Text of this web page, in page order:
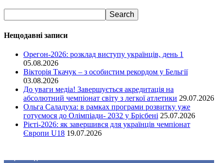
Нещодавні записи
Орегон-2026: розклад виступу українців, день 1
05.08.2026
Вікторія Ткачук – з особистим рекордом у Бельгії
03.08.2026
До уваги медіа! Завершується акредитація на
абсолютний чемпіонат світу з легкої атлетики 29.07.2026
Ольга Саладуха: в рамках програми розвитку уже
готуємося до Олімпіади- 2032 у Брісбені 25.07.2026
Рієті-2026: як завершився для українців чемпіонат
Європи U18 19.07.2026